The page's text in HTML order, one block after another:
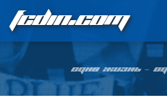
FCDIN.COM
ОДНА ЖИЗНЬ –